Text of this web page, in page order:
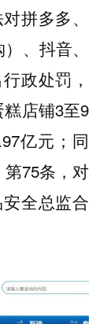
拼多多、
、抖音、
政处罚，
店铺3至9
亿元；同
75条，对
全总监合